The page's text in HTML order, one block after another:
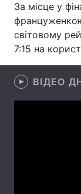
Зброя
Здоров'я
Цікавинки
Екологія
За місце у
світовому
7:15 на
ВІДЕО